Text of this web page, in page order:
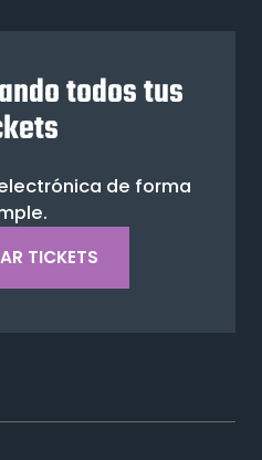
todos tus
de forma
TICKETS